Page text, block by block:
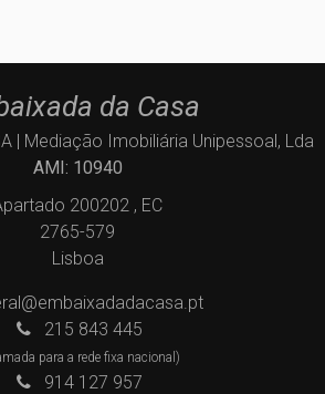
da Casa
| Mediação Imobiliária Unipessoal, Lda
AMI: 10940
200202 , EC
2765-579
Lisboa
215 843 445
para a rede fixa nacional)
914 127 957